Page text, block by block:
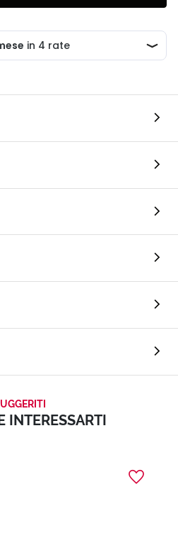
INTERESSARTI